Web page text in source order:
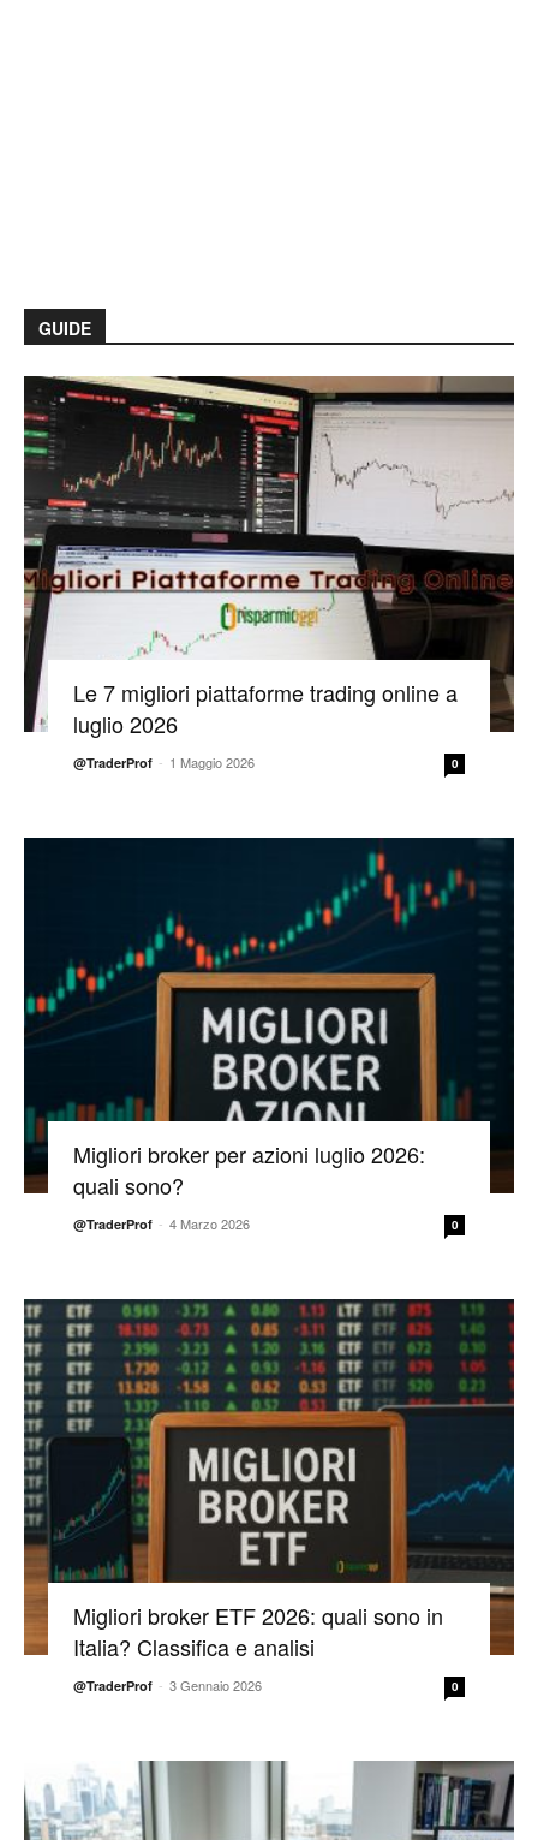
GUIDE
Le 7 migliori piattaforme trading online a
luglio 2026
@TraderProf - 1 Maggio 2026 0
Migliori broker per azioni luglio 2026:
quali sono?
@TraderProf - 4 Marzo 2026 0
Migliori broker ETF 2026: quali sono in
Italia? Classifica e analisi
@TraderProf - 3 Gennaio 2026 0